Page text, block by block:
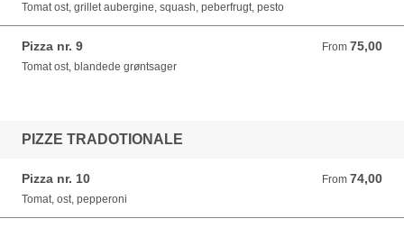
Tomat ost, grillet aubergine, squash, peberfrugt, pesto
Pizza nr. 9 From 75,00
From 75,00 DKK
Tomat ost, blandede grøntsager
PIZZE TRADOTIONALE
Pizza nr. 10 From 74,00
From 74,00 DKK
Tomat, ost, pepperoni